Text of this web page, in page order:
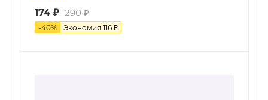
174 ₽ 290 ₽
-40% Экономия 116 ₽